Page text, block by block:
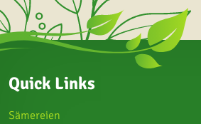
Quick Links
Sämereien